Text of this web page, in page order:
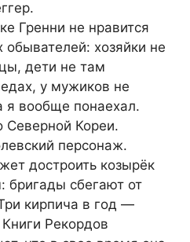
Гренни не нравится
хозяйки не
дети не там
у мужиков не
я вообще понаехал.
Северной Кореи.
персонаж.
достроить козырёк
бригады сбегают от
кирпича в год —
Рекордов